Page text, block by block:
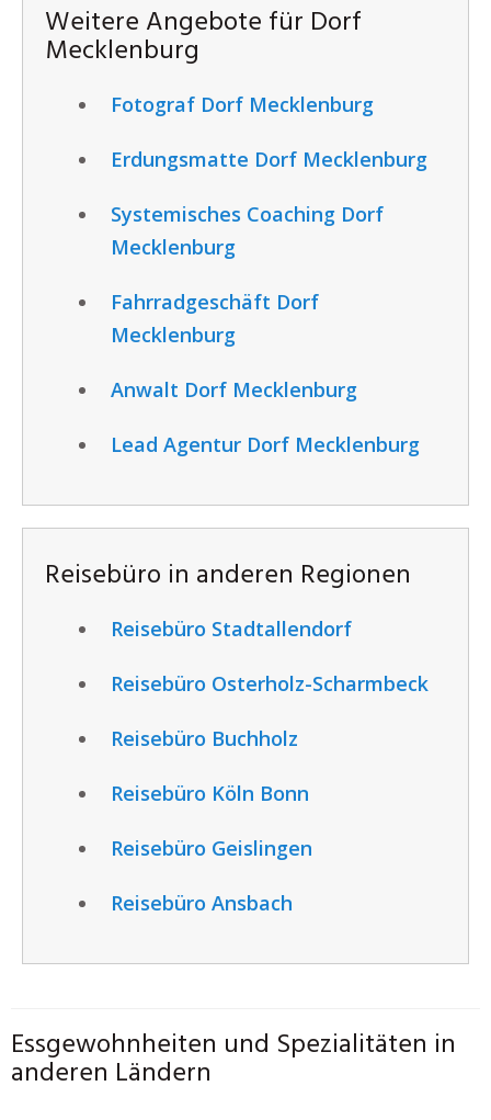
Weitere Angebote für Dorf
Mecklenburg
Fotograf Dorf Mecklenburg
Erdungsmatte Dorf Mecklenburg
Systemisches Coaching Dorf
Mecklenburg
Fahrradgeschäft Dorf
Mecklenburg
Anwalt Dorf Mecklenburg
Lead Agentur Dorf Mecklenburg
Reisebüro in anderen Regionen
Reisebüro Stadtallendorf
Reisebüro Osterholz-Scharmbeck
Reisebüro Buchholz
Reisebüro Köln Bonn
Reisebüro Geislingen
Reisebüro Ansbach
Essgewohnheiten und Spezialitäten in
anderen Ländern